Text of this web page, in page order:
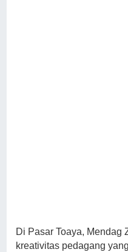
Di Pasar Toaya, Mendag
kreativitas pedagang